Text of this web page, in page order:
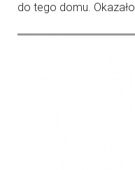
do tego domu. Okazało